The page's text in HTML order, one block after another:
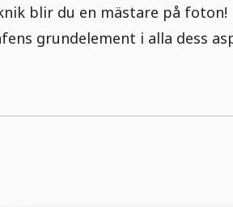
blir du en mästare på foton!
grundelement i alla dess